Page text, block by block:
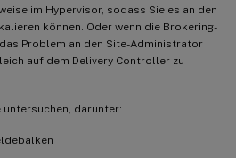
im Hypervisor, sodass Sie es an den
können. Oder wenn die Brokering-
Problem an den Site-Administrator
auf dem Delivery Controller zu
untersuchen, darunter: